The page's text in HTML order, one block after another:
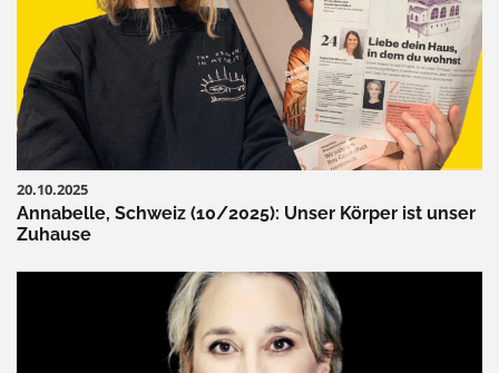
20.10.2025
Annabelle, Schweiz (10/2025): Unser Körper ist unser
Zuhause